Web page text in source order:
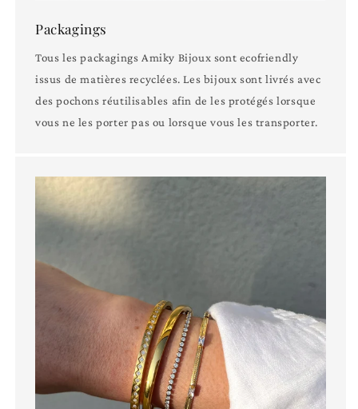
Packagings
Tous les packagings Amiky Bijoux sont ecofriendly
issus de matières recyclées. Les bijoux sont livrés avec
des pochons réutilisables afin de les protégés lorsque
vous ne les porter pas ou lorsque vous les transporter.